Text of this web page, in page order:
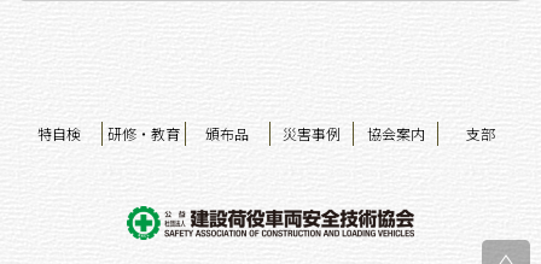
特自検 研修・教育 頒布品 災害事例 協会案内 支部